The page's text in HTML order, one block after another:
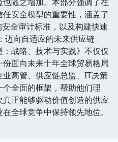
安全模型的重要性，涵盖了
全审计标准，以及构建快速
迈向自适应的未来供应链
：战略、技术与实践》不仅仅
面向未来十年全球贸易格局
高管、供应链总监、IT决策
全面的框架，帮助他们理
正能够驱动价值创造的供应
全球竞争中保持领先地位。